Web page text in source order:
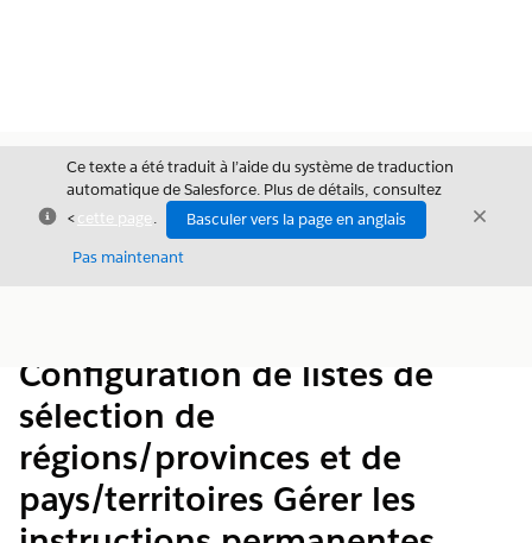
Fermer
Ce texte a été traduit à l’aide du système de traduction
automatique de Salesforce. Plus de détails, consultez
<cette page .
Basculer vers la page en anglais
Pas maintenant
Fermer
Configuration de listes de
sélection de
régions/provinces et de
pays/territoires Gérer les